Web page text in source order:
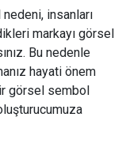
insanları
markayı görsel
Bu nedenle
hayati önem
görsel sembol